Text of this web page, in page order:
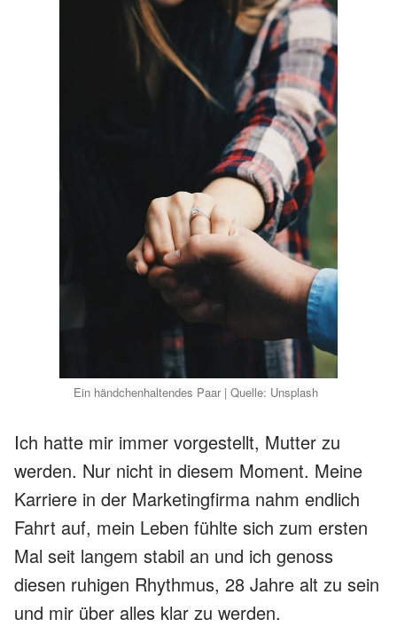
Ein händchenhaltendes Paar | Quelle: Unsplash
Ich hatte mir immer vorgestellt, Mutter zu
werden. Nur nicht in diesem Moment. Meine
Karriere in der Marketingfirma nahm endlich
Fahrt auf, mein Leben fühlte sich zum ersten
Mal seit langem stabil an und ich genoss
diesen ruhigen Rhythmus, 28 Jahre alt zu sein
und mir über alles klar zu werden.